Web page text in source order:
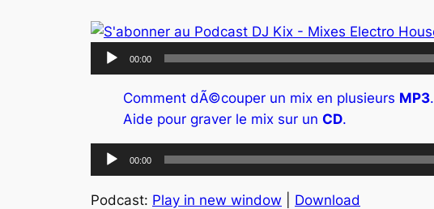
Lecteur
audio
00:00
Comment dÃ©couper un mix en plusieurs MP3.
Aide pour graver le mix sur un CD.
Lecteur
audio
00:00
Podcast: Play in new window Download